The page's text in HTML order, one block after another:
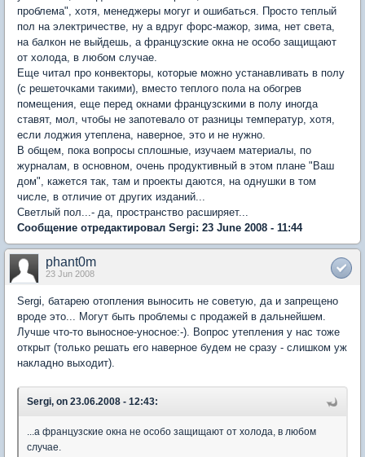
проблема", хотя, менеджеры могуг и ошибаться. Просто теплый
пол на электричестве, ну а вдруг форс-мажор, зима, нет света,
на балкон не выйдешь, а французские окна не особо защищают
от холода, в любом случае.
Еще читал про конвекторы, которые можно устанавливать в полу
(с решеточками такими), вместо теплого пола на обогрев
помещения, еще перед окнами французскими в полу иногда
ставят, мол, чтобы не запотевало от разницы температур, хотя,
если лоджия утеплена, наверное, это и не нужно.
В общем, пока вопросы сплошные, изучаем материалы, по
журналам, в основном, очень продуктивный в этом плане "Ваш
дом", кажется так, там и проекты даются, на однушки в том
числе, в отличие от других изданий...
Светлый пол...- да, пространство расширяет...
Сообщение отредактировал Sergi: 23 June 2008 - 11:44
phant0m
23 Jun 2008
Sergi, батарею отопления выносить не советую, да и запрещено
вроде это... Могут быть проблемы с продажей в дальнейшем.
Лучше что-то выносное-уносное:-). Вопрос утепления у нас тоже
открыт (только решать его наверное будем не сразу - слишком уж
накладно выходит).
Sergi, on 23.06.2008 - 12:43:
...а французские окна не особо защищают от холода, в любом
случае.